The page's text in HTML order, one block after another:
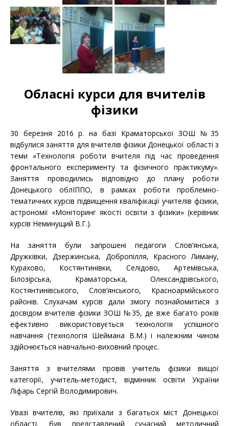
Обласні курси для вчителів
фізики
30 березня 2016 р. на базі Краматорської ЗОШ №35
відбулися заняття для вчителів фізики Донецької області з
теми «Технологія роботи вчителя під час проведення
фронтального експерименту та фізичного практикуму».
Заняття проводились відповідно до плану роботи
Донецького облІППО, в рамках роботи проблемно-
тематичних курсів підвищення кваліфікації учителів фізики,
астрономії «Моніторинг якості освіти з фізики» (керівник
курсів Неминущий В.Г.).
На заняття були запрошені педагоги Слов’янська,
Дружківки, Дзержинська, Добропілля, Красного Лиману,
Курахово, Костянтинівки, Селідово, Артемівська,
Білозірська, Краматорська, Олександрівського,
Костянтинівського, Слов’янського, Красноармійського
районів. Слухачам курсів дали змогу познайомитися з
досвідом вчителів фізики ЗОШ №35, де вже багато років
ефективно використовується технологія успішного
навчання (технологія Шеймана В.М.) і належним чином
здійснюється навчально-виховний процес.
Заняття з вчителями провів учитель фізики вищої
категорії, учитель-методист, відмінник освіти України
Ліфарь Сергій Володимирович.
Увазі вчителів, які приїхали з багатьох міст Донецької
області, був представлений сучасний методичний